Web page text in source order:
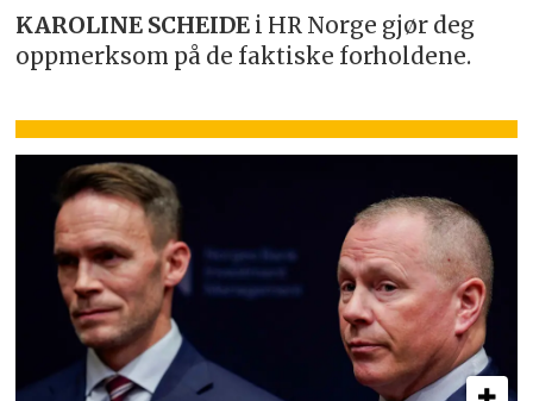
KAROLINE SCHEIDE i HR Norge gjør deg
oppmerksom på de faktiske forholdene.